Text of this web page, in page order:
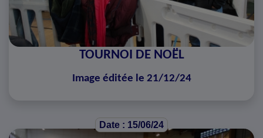
TOURNOI DE NOËL
Image éditée le 21/12/24
Date : 15/06/24